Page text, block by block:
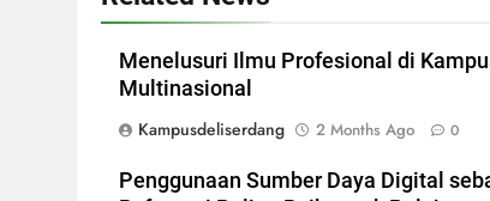
Menelusuri Ilmu Profesional di
Multinasional
Kampusdeliserdang
2 Months Ago 0
Penggunaan Sumber Daya Digital